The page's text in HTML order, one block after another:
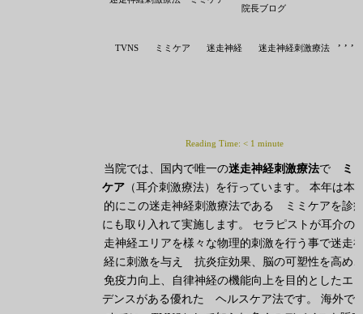
院長ブログ
TVNS ,
ミミケア ,
迷走神経 ,
迷走神経刺激療法
Reading Time: < 1 minute
当院では、国内で唯一の迷走神経刺激療法で
ミ
ケア （耳介刺激療法）を行っています。 本年は本
的にこの迷走神経刺激療法である ミミケアを診
にも取り入れて実施します。 セラピストが耳介の
走神経エリアを様々な物理的刺激を行う事で迷走
経に刺激を与え 抗炎症効果、脳の可塑性を高め
免疫力向上、自律神経の機能向上を目的としたエ
デンスがある優れた ヘルスケア法です。 海外で